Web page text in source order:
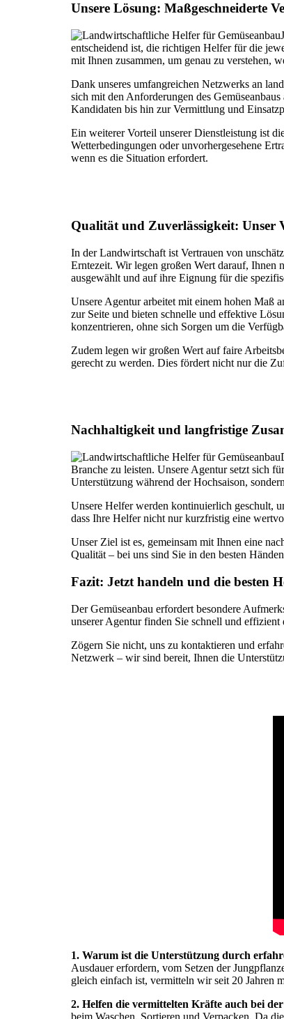
Unsere Lösung: Maßgeschneiderte
entscheidend ist, die richtigen Helfer für die
mit Ihnen zusammen, um genau zu verstehen,
Dank unseres umfangreichen Netzwerks an
sich mit den Anforderungen des
Kandidaten bis hin zur Vermittlung und
Ein weiterer Vorteil unserer Dienstleistung ist
Wetterbedingungen oder unvorhergesehene
wenn es die Situation erfordert.
Qualität und Zuverlässigkeit: Unser
In der Landwirtschaft ist Vertrauen von
Erntezeit. Wir legen großen Wert darauf, Ihnen
ausgewählt und auf ihre Eignung für die
Unsere Agentur arbeitet mit einem hohen Maß
zur Seite und bieten schnelle und effektive
konzentrieren, ohne sich Sorgen um die
Zudem legen wir großen Wert auf faire
gerecht zu werden. Dies fördert nicht nur die
Nachhaltigkeit und langfristige
Branche zu leisten. Unsere Agentur setzt sich
Unterstützung während der Hochsaison,
Unsere Helfer werden kontinuierlich geschult,
dass Ihre Helfer nicht nur kurzfristig eine
Unser Ziel ist es, gemeinsam mit Ihnen eine
Qualität – bei uns sind Sie in den besten
Fazit: Jetzt handeln und die besten
Der Gemüseanbau erfordert besondere
unserer Agentur finden Sie schnell und effizient
Zögern Sie nicht, uns zu kontaktieren und
Netzwerk – wir sind bereit, Ihnen die
1. Warum ist die Unterstützung durch
Ausdauer erfordern, vom Setzen der
gleich einfach ist, vermitteln wir seit 20 Jahren
2. Helfen die vermittelten Kräfte auch bei
beim Waschen, Sortieren und Verpacken. Da